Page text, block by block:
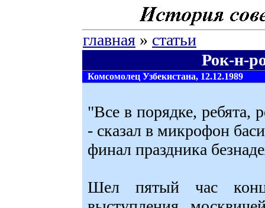
главная » статьи
Рок-н-
Комсомолец Узбекистана, 12.12.1989
"Все в порядке, ребята,
- сказал в микрофон
финал праздника
Шел пятый час